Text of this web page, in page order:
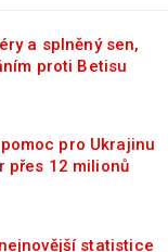
a splněný sen,
proti Betisu
pro Ukrajinu
přes 12 milionů
statistice